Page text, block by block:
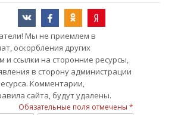
Мы не приемлем в
оскорбления других
и ссылки на сторонние ресурсы,
в сторону администрации
Комментарии,
сайта, будут удалены.
Обязательные поля отмечены *